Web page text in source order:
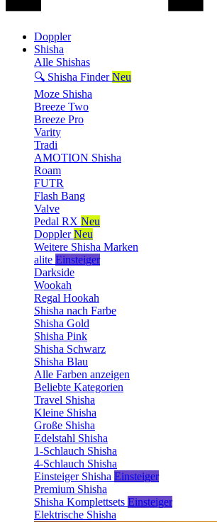
Doppler
Shisha
Alle Shishas
🔍 Shisha Finder Neu
Moze Shisha
Breeze Two
Breeze Pro
Varity
Tradi
AMOTION Shisha
Roam
FUTR
Flash Bang
Valve
Pedal RX Neu
Doppler Neu
Weitere Shisha Marken
alite Einsteiger
Darkside
Wookah
Regal Hookah
Shisha nach Farbe
Shisha Gold
Shisha Pink
Shisha Schwarz
Shisha Blau
Alle Farben anzeigen
Beliebte Kategorien
Travel Shisha
Kleine Shisha
Große Shisha
Edelstahl Shisha
1-Schlauch Shisha
4-Schlauch Shisha
Einsteiger Shisha Einsteiger
Premium Shisha
Shisha Komplettsets Einsteiger
Elektrische Shisha